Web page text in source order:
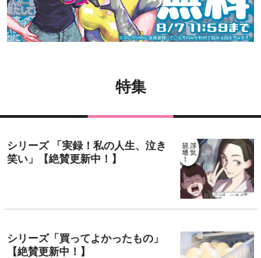
特集
シリーズ 「実録！私の人生、泣き
笑い」【絶賛更新中！】
シリーズ「買ってよかったもの」
【絶賛更新中！】